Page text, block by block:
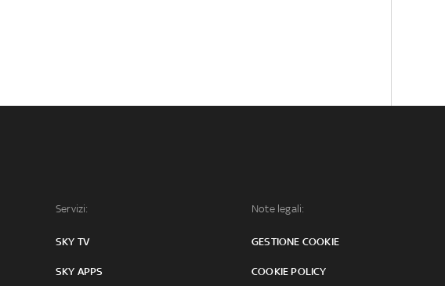
Servizi:
SKY TV
SKY APPS
Note legali:
GESTIONE COOKIE
COOKIE POLICY